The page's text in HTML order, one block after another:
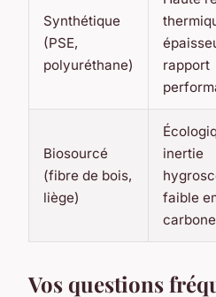
Synthétique
(PSE,
polyuréthane)
rapport
Biosourcé
(fibre de bois,
liège)
inertie
faible
carbone
Vos questions